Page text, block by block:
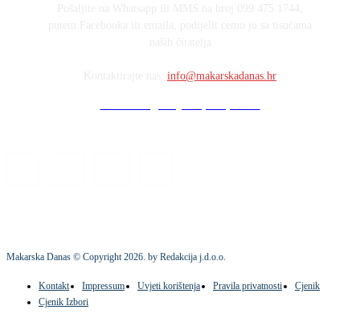
info@makarskadanas.hr
Makarska Danas © Copyright2026. by Redakcija j.d.o.o.
Kontakt Impressum Uvjeti korištenja Pravila privatnosti
Cjenik
Cjenik Izbori